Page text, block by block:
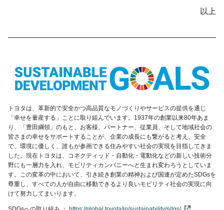
以上
トヨタは、革新的で安全かつ高品質なモノづくりやサービスの提供を通じ
「幸せを量産する」ことに取り組んでいます。1937年の創業以来80年あま
り、「豊田綱領」のもと、お客様、パートナー、従業員、そして地域社会の
皆さまの幸せをサポートすることが、企業の成長にも繋がると考え、安全
で、環境に優しく、誰もが参画できる住みやすい社会の実現を目指してきま
した。現在トヨタは、コネクティッド・自動化・電動化などの新しい技術分
野にも一層力を入れ、モビリティカンパニーへと生まれ変わろうとしていま
す。この変革の中において、引き続き創業の精神および国連が定めたSDGsを
尊重し、すべての人が自由に移動できるより良いモビリティ社会の実現に向
けて努力してまいります。